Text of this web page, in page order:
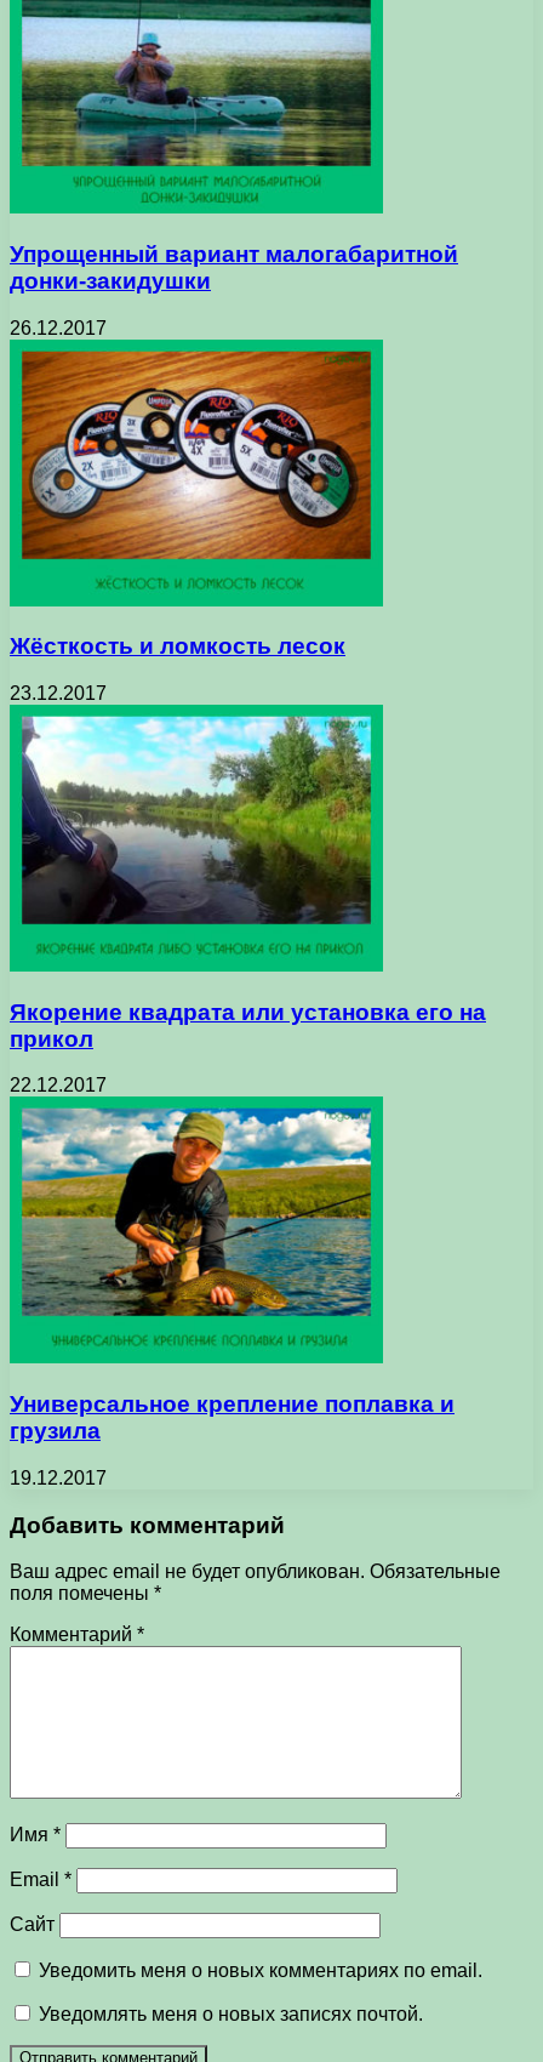
Упрощенный вариант малогабаритной
донки-закидушки
26.12.2017
Жёсткость и ломкость лесок
23.12.2017
Якорение квадрата или установка его на
прикол
22.12.2017
Универсальное крепление поплавка и
грузила
19.12.2017
Добавить комментарий
Ваш адрес email не будет опубликован. Обязательные
поля помечены *
Комментарий *
Имя *
Email *
Сайт
Уведомить меня о новых комментариях по email.
Уведомлять меня о новых записях почтой.